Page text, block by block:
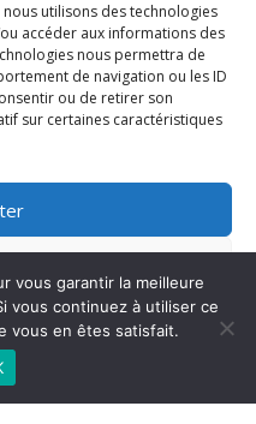
utilisons des technologies
accéder aux informations des
nous permettra de
de navigation ou les ID
ou de retirer son
sur certaines caractéristiques
droits réservés
vous garantir la meilleure
vous continuez à utiliser ce
vous en êtes satisfait.